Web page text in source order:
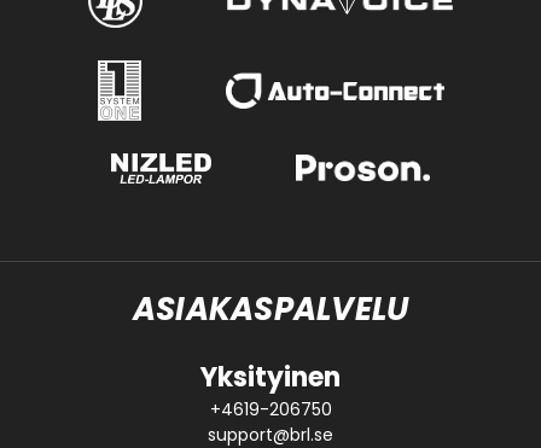
ASIAKASPALVELU
Yksityinen
+4619-206750
support@brl.se